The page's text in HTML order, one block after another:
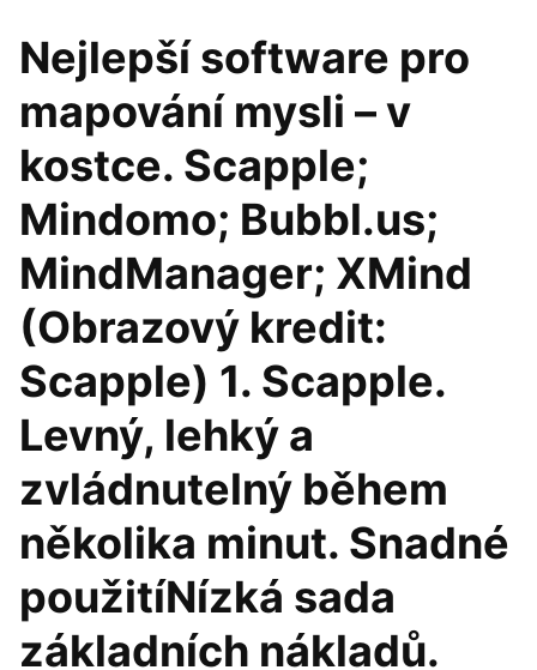
Nejlepší software pro
mapování mysli – v
kostce. Scapple;
Mindomo; Bubbl.us;
MindManager; XMind
(Obrazový kredit:
Scapple) 1. Scapple.
Levný, lehký a
zvládnutelný během
několika minut. Snadné
použitíNízká sada
základních nákladů.